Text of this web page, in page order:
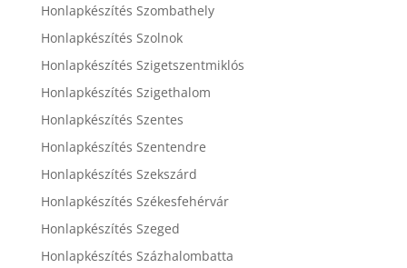
Honlapkészítés Szombathely
Honlapkészítés Szolnok
Honlapkészítés Szigetszentmiklós
Honlapkészítés Szigethalom
Honlapkészítés Szentes
Honlapkészítés Szentendre
Honlapkészítés Szekszárd
Honlapkészítés Székesfehérvár
Honlapkészítés Szeged
Honlapkészítés Százhalombatta